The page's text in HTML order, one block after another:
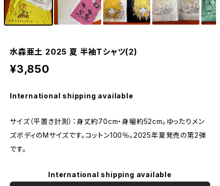
水森亜土 2025 夏 半袖Tシャツ(2)
¥3,850
International shipping available
サイズ（平置き計測）：身丈約70cm・身幅約52cm。ゆったりメン
ズボディのMサイズです。コットン100％。2025年夏発売の第2弾
です。
International shipping available